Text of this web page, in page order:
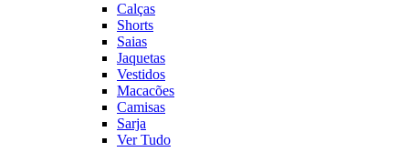
Calças
Shorts
Saias
Jaquetas
Vestidos
Macacões
Camisas
Sarja
Ver Tudo